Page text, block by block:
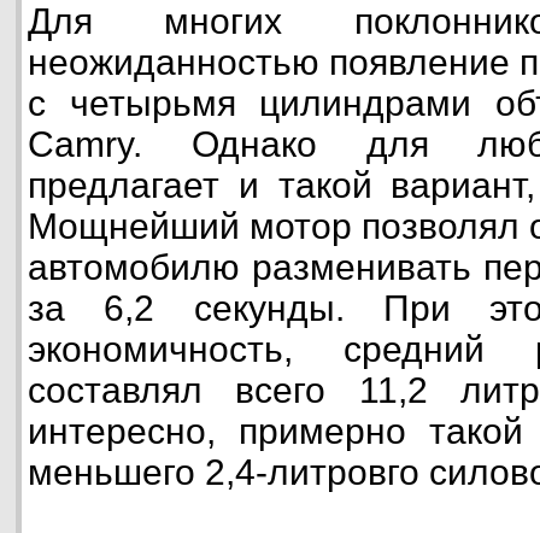
Для многих
неожиданностью появление
с четырьмя цилиндрами
Camry. Однако для
предлагает и такой
Мощнейший мотор позволял
автомобилю разменивать
за 6,2 секунды. При
экономичность, средний
составлял всего 11,2
интересно, примерно
меньшего 2,4-литровго